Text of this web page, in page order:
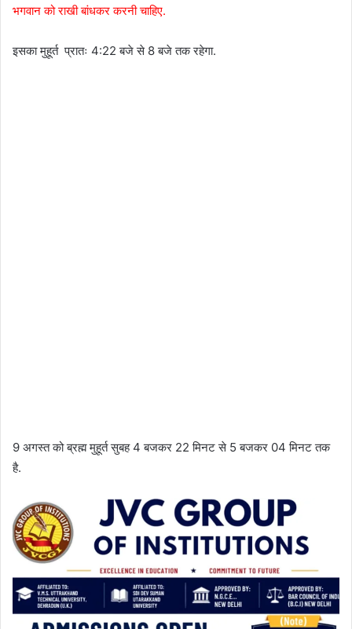
भगवान को राखी बांधकर करनी चाहिए.
इसका मुहूर्त ‌ प्रातः 4:22 बजे से 8 बजे तक रहेगा.
9 अगस्त को ब्रह्म मुहूर्त सुबह 4 बजकर 22 मिनट से 5 बजकर 04 मिनट तक
है.